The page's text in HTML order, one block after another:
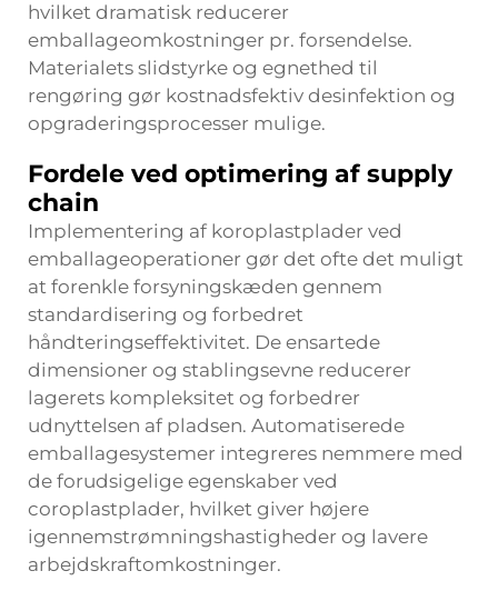
hvilket dramatisk reducerer
emballageomkostninger pr. forsendelse.
Materialets slidstyrke og egnethed til
rengøring gør kostnadsfektiv desinfektion og
opgraderingsprocesser mulige.
Fordele ved optimering af supply
chain
Implementering af koroplastplader ved
emballageoperationer gør det ofte det muligt
at forenkle forsyningskæden gennem
standardisering og forbedret
håndteringseffektivitet. De ensartede
dimensioner og stablingsevne reducerer
lagerets kompleksitet og forbedrer
udnyttelsen af pladsen. Automatiserede
emballagesystemer integreres nemmere med
de forudsigelige egenskaber ved
coroplastplader, hvilket giver højere
igennemstrømningshastigheder og lavere
arbejdskraftomkostninger.